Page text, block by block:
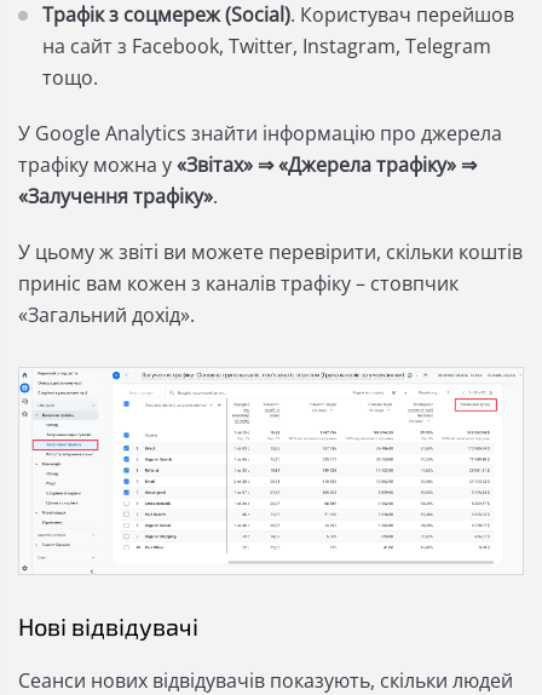
Трафік з соцмереж (Social). Користувач перейшов
на сайт з Facebook, Twitter, Instagram, Telegram
тощо.
У Google Analytics знайти інформацію про джерела
трафіку можна у«Звітах» ⇒ «Джерела трафіку» ⇒
«Залучення трафіку».
У цьому ж звіті ви можете перевірити, скільки коштів
приніс вам кожен з каналів трафіку – стовпчик
«Загальний дохід».
Нові відвідувачі
Сеанси нових відвідувачів показують, скільки людей